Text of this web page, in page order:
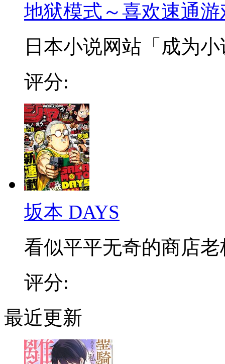
地狱模式～喜欢速通
日本小说网站「成为
评分:
坂本 DAYS
看似平平无奇的商店老
评分:
最近更新